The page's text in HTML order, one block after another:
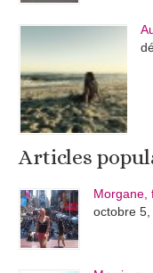
Articles
Morgane,
octobre 5,